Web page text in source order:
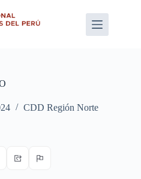
CDD Región Norte